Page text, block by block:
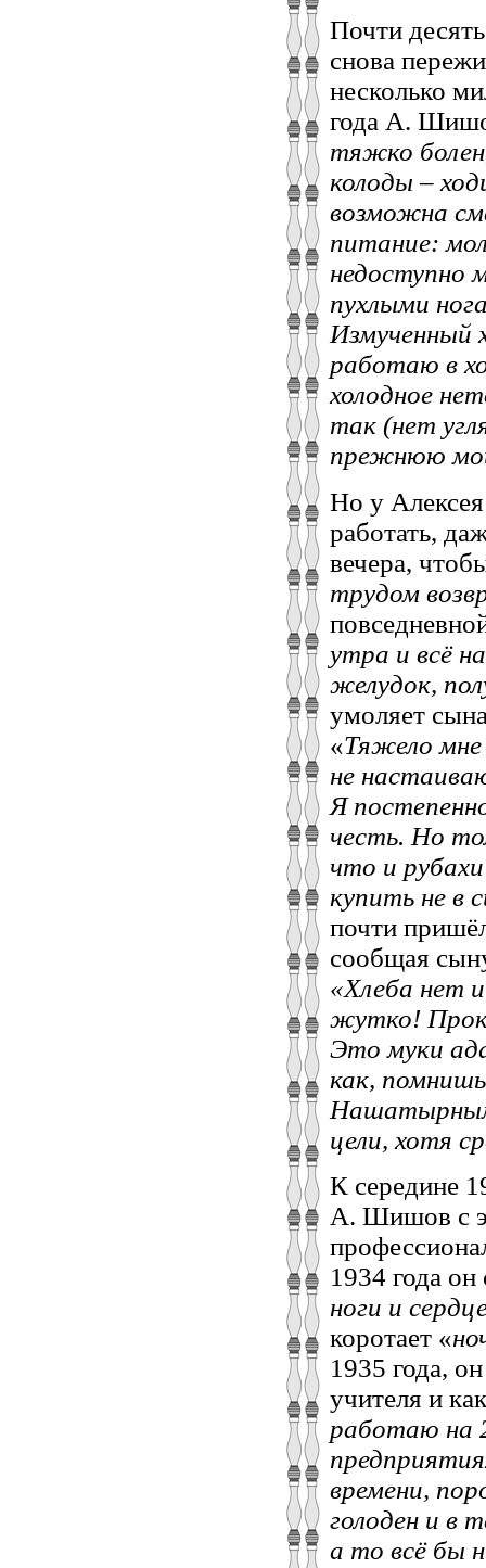
Почти
снова
несколько
года А.
тяжко болен,
колоды –
возможна
питание:
недоступно
пухлыми
Измученный
работаю в
холодное
так (нет
прежнюю
Но у
работать,
вечера,
трудом
утра и всё
желудок,
умоляет
«Тяжело
не
Я
честь. Но
что и
купить не в
почти
сообщая
«Хлеба нет
жутко!
Это муки
как,
Нашатырным
цели, хотя
К середине
А. Шишов с
1934 года он
ноги и
коротает «
1935 года,
учителя и
работаю на
времени,
голоден и в
а то всё бы